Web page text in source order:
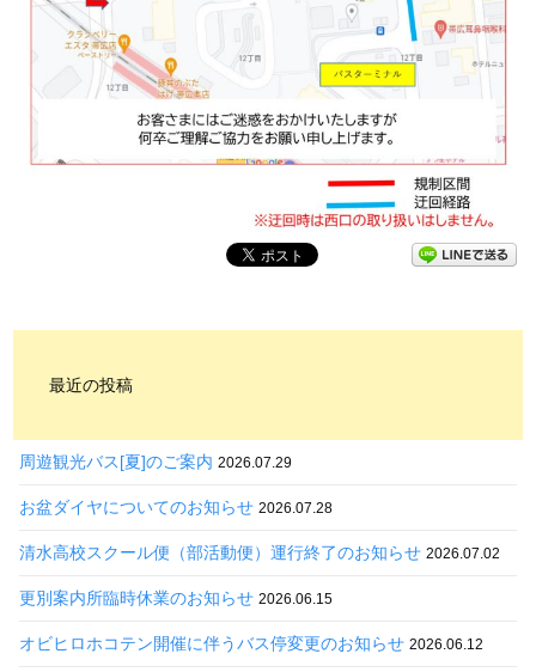
最近の投稿
周遊観光バス[夏]のご案内 2026.07.29
お盆ダイヤについてのお知らせ 2026.07.28
清水高校スクール便（部活動便）運行終了のお知らせ 2026.07.02
更別案内所臨時休業のお知らせ 2026.06.15
オビヒロホコテン開催に伴うバス停変更のお知らせ 2026.06.12